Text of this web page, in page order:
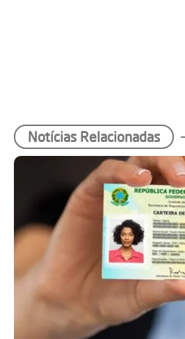
Notícias Relacionadas